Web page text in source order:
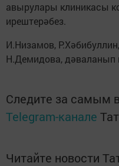
авырулары клиникасы
ирештерәбез.
И.Низамов,
Н.Демидова, дәваланып
Следите за самым
Telegram-канале
Читайте новости